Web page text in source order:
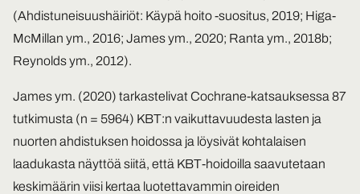
(Ahdistuneisuushäiriöt: Käypä hoito -suositus, 2019; Higa-
McMillan ym., 2016; James ym., 2020; Ranta ym., 2018b;
Reynolds ym., 2012).
James ym. (2020) tarkastelivat Cochrane-katsauksessa 87
tutkimusta (n = 5964) KBT:n vaikuttavuudesta lasten ja
nuorten ahdistuksen hoidossa ja löysivät kohtalaisen
laadukasta näyttöä siitä, että KBT-hoidoilla saavutetaan
keskimäärin viisi kertaa luotettavammin oireiden